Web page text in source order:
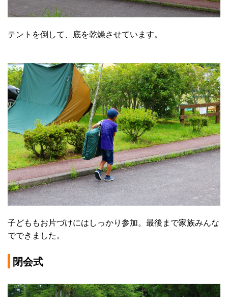
テントを倒して、底を乾燥させています。
子どももお片づけにはしっかり参加。最後まで家族みんな
でできました。
閉会式